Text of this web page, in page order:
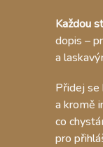
Každou
dopis –
a
Přidej se
a kromě
co
pro